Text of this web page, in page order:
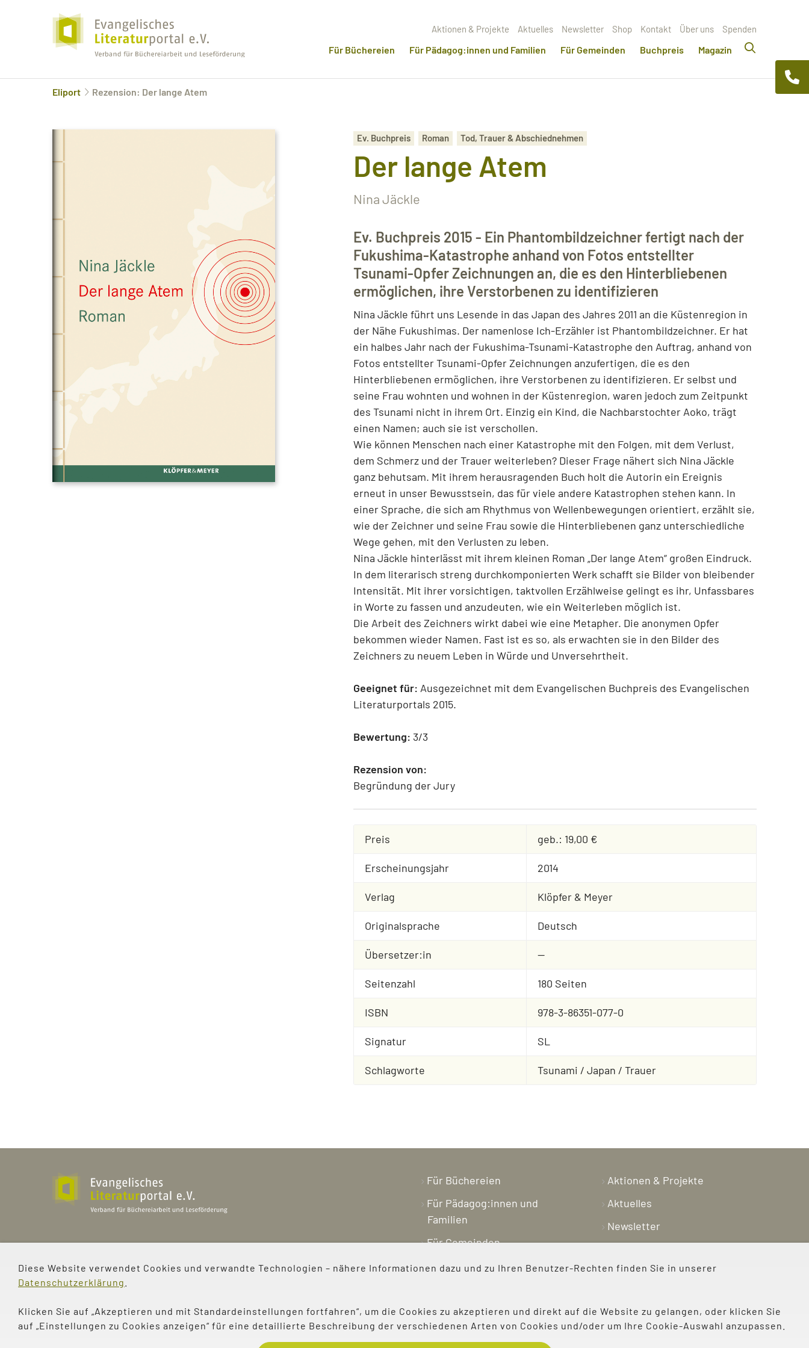
Diese Website verwendet Cookies und verwandte Technologien – nähere Informationen dazu und zu Ihren Benutzer-Rechten finden Sie in unserer
Datenschutzerklärung
Klicken Sie auf „Akzeptieren und mit Standardeinstellungen fortfahren“, um die Cookies zu akzeptieren und direkt auf die Website zu gelangen, oder klicken Sie
auf „Einstellungen zu Cookies anzeigen“ für eine detaillierte Beschreibung der verschiedenen Arten von Cookies und/oder um Ihre Cookie-Auswahl anzupassen.
Aktionen & Projekte Aktuelles Newsletter Shop Kontakt Über uns Spenden
Für Büchereien Für Pädagog:innen und Familien Für Gemeinden Buchpreis Magazin
Eliport Rezension: Der lange Atem
Ev. Buchpreis Roman Tod, Trauer & Abschiednehmen
Der lange Atem
Nina Jäckle
Ev. Buchpreis 2015 - Ein Phantombildzeichner fertigt nach der
Fukushima-Katastrophe anhand von Fotos entstellter
Tsunami-Opfer Zeichnungen an, die es den Hinterbliebenen
ermöglichen, ihre Verstorbenen zu identifizieren
Nina Jäckle führt uns Lesende in das Japan des Jahres 2011 an die Küstenregion in
der Nähe Fukushimas. Der namenlose Ich-Erzähler ist Phantombildzeichner. Er hat
ein halbes Jahr nach der Fukushima-Tsunami-Katastrophe den Auftrag, anhand von
Fotos entstellter Tsunami-Opfer Zeichnungen anzufertigen, die es den
Hinterbliebenen ermöglichen, ihre Verstorbenen zu identifizieren. Er selbst und
seine Frau wohnten und wohnen in der Küstenregion, waren jedoch zum Zeitpunkt
des Tsunami nicht in ihrem Ort. Einzig ein Kind, die Nachbarstochter Aoko, trägt
einen Namen; auch sie ist verschollen.
Wie können Menschen nach einer Katastrophe mit den Folgen, mit dem Verlust,
dem Schmerz und der Trauer weiterleben? Dieser Frage nähert sich Nina Jäckle
ganz behutsam. Mit ihrem herausragenden Buch holt die Autorin ein Ereignis
erneut in unser Bewusstsein, das für viele andere Katastrophen stehen kann. In
einer Sprache, die sich am Rhythmus von Wellenbewegungen orientiert, erzählt sie,
wie der Zeichner und seine Frau sowie die Hinterbliebenen ganz unterschiedliche
Wege gehen, mit den Verlusten zu leben.
Nina Jäckle hinterlässt mit ihrem kleinen Roman „Der lange Atem“ großen Eindruck.
In dem literarisch streng durchkomponierten Werk schafft sie Bilder von bleibender
Intensität. Mit ihrer vorsichtigen, taktvollen Erzählweise gelingt es ihr, Unfassbares
in Worte zu fassen und anzudeuten, wie ein Weiterleben möglich ist.
Die Arbeit des Zeichners wirkt dabei wie eine Metapher. Die anonymen Opfer
bekommen wieder Namen. Fast ist es so, als erwachten sie in den Bilder des
Zeichners zu neuem Leben in Würde und Unversehrtheit.
Geeignet für: Ausgezeichnet mit dem Evangelischen Buchpreis des Evangelischen
Literaturportals 2015.
Bewertung: 3/3
Rezension von:
Begründung der Jury
Preis geb.: 19,00 €
Erscheinungsjahr 2014
Verlag Klöpfer & Meyer
Originalsprache Deutsch
Übersetzer:in --
Seitenzahl 180 Seiten
ISBN 978-3-86351-077-0
Signatur SL
Schlagworte Tsunami / Japan / Trauer
Bürgerstraße 2a
37073 Göttingen
Für Büchereien
Für Pädagog:innen und
Familien
Für Gemeinden
Buchpreis
Aktionen & Projekte
Aktuelles
Newsletter
Kontakt
Spenden